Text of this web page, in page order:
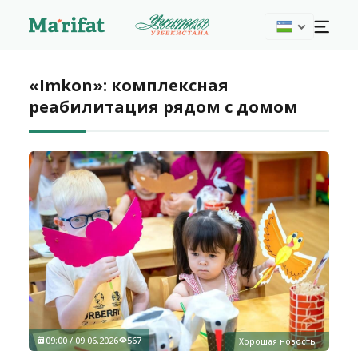
«Imkon»: комплексная
реабилитация рядом с домом
Хорошая новость
09:00 / 09.06.2026 567